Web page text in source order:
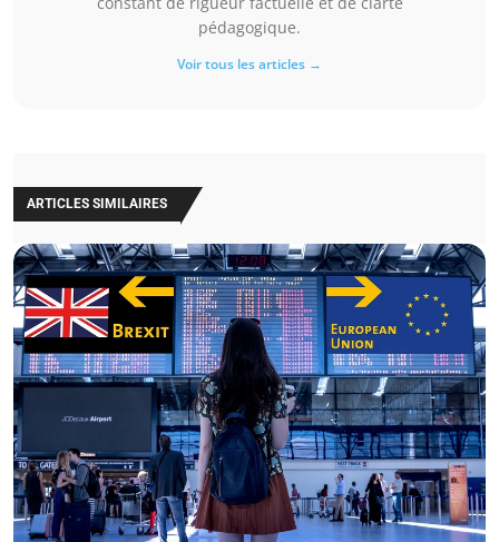
pédagogique.
Voir tous les articles →
ARTICLES SIMILAIRES